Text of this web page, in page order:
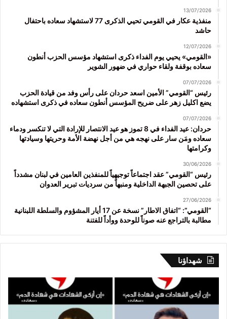
13/07/2026
منفذية عكار في القومي تحيي الذكرى 77 لاستشهاد سعاده باحتفال
حاشد
12/07/2026
«القومي» يحيي يوم الفداء ذكرى استشهاد مؤسس الحزب أنطون
سعاده بوقفة ولقاء حواري في ضهور الشوير
07/07/2026
رئيس “القومي” الأمين اسعد حردان على رأس وفد من قيادة الحزب
يضع اكليل زهر على ضريح المؤسس أنطون سعاده في ذكرى استشهاده
07/07/2026
حردان: عيد الفداء في 8 تموز هو عيد الانتصار للإرادة التي لا تنكسر ودماء
سعاده ومَن سار على نهجه هي من أجل نهضة الأمة وحريتها وسيادتها
وكرامتها
30/06/2026
رئيس “القومي” عقد اجتماعاً توجيهياً للمنفذين العامين في لبنان مشدداً
على تحصين الجبهة الداخلية ومنبهاً من سرديات تبرير العدوان
27/06/2026
“القومي”: “اتفاق الاطار” نسخة عن 17 أيار المشؤوم والسلطة اللبنانية
مطالبة بالتراجع عنه صوناً للوحدة ووأداً للفتنة
شهداؤنا